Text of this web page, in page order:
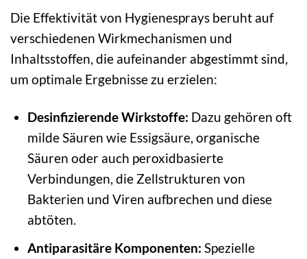
Die Effektivität von Hygienesprays beruht auf
verschiedenen Wirkmechanismen und
Inhaltsstoffen, die aufeinander abgestimmt sind,
um optimale Ergebnisse zu erzielen:
Desinfizierende Wirkstoffe: Dazu gehören oft
milde Säuren wie Essigsäure, organische
Säuren oder auch peroxidbasierte
Verbindungen, die Zellstrukturen von
Bakterien und Viren aufbrechen und diese
abtöten.
Antiparasitäre Komponenten: Spezielle